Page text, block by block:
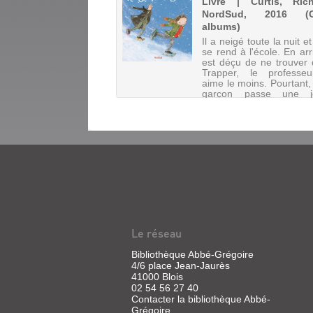
NordSud, 2016
albums)
Il a neigé toute la nuit
se rend à l'école. En
est déçu de ne trouver
Trapper, le
aime le moins.
garçon passe une
Article
Curtis,
Richard
Le réseau
Bibliothèque Abbé-Grégoire
4/6 place Jean-Jaurès
41000 Blois
02 54 56 27 40
Contacter la bibliothèque Abbé-
Grégoire